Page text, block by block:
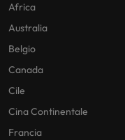
Africa
Australia
Belgio
Canada
Cile
Cina Continentale
Francia